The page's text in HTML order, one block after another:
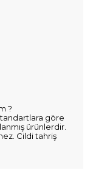
?
göre
ürünlerdir.
Cildi tahriş